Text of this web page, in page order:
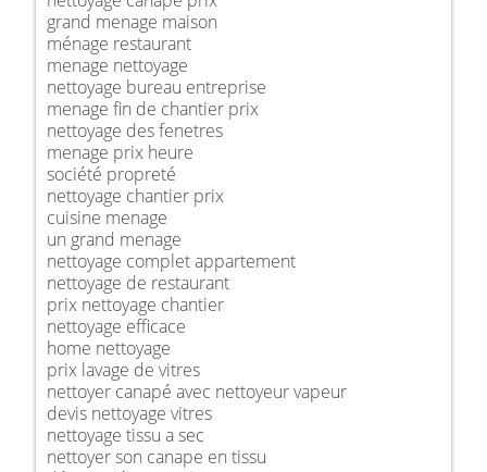
grand menage maison
ménage restaurant
menage nettoyage
nettoyage bureau entreprise
menage fin de chantier prix
nettoyage des fenetres
menage prix heure
société propreté
nettoyage chantier prix
cuisine menage
un grand menage
nettoyage complet appartement
nettoyage de restaurant
prix nettoyage chantier
nettoyage efficace
home nettoyage
prix lavage de vitres
nettoyer canapé avec nettoyeur vapeur
devis nettoyage vitres
nettoyage tissu a sec
nettoyer son canape en tissu